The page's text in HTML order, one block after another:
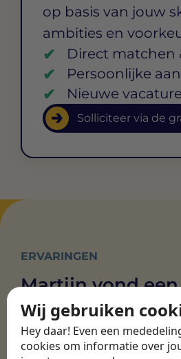
Wij gebruiken
Hey daar! Even een
cookies om informatie over
op basis van jouw
ambities en
Direct matchen
Persoonlijke
Nieuwe
Solliciteer via de
ERVARINGEN
Martijn vond een
nieuwe baan bij
CBEE